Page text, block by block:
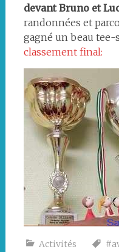
devant Bruno et
randonnées et
gagné un beau
classement final:
Activités